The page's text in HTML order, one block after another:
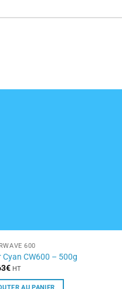
600
Cyan CW600 – 500g
€ HT
AU PANIER